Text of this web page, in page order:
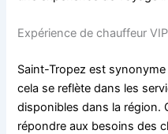
Expérience de chauffeur
Saint-Tropez est
cela se reflète dans les
disponibles dans la région.
répondre aux besoins des